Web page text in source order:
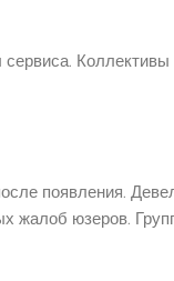
появления.
юзеров.